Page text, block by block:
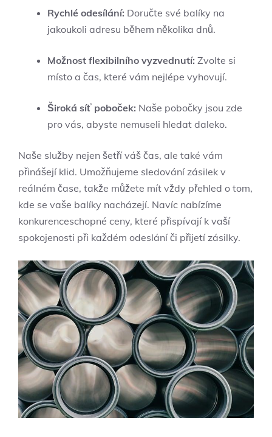
Rychlé odesílání: Doručte své balíky na
jakoukoli adresu během několika dnů.
Možnost flexibilního vyzvednutí: Zvolte si
místo a čas, které vám nejlépe vyhovují.
Široká síť poboček: Naše pobočky jsou zde
pro vás, abyste nemuseli hledat daleko.
Naše služby nejen šetří váš čas, ale také vám
přinášejí klid. Umožňujeme sledování zásilek v
reálném čase, takže můžete mít vždy přehled o tom,
kde se vaše balíky nacházejí. Navíc nabízíme
konkurenceschopné ceny, které přispívají k vaší
spokojenosti při každém odeslání či přijetí zásilky.